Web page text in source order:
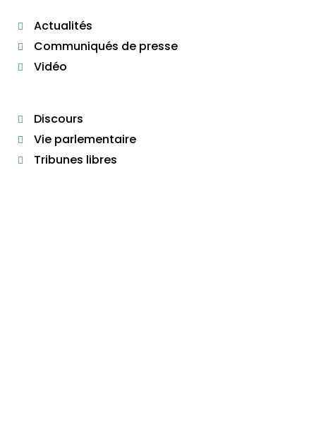
Actualités
Communiqués de presse
Vidéo
Discours
Vie parlementaire
Tribunes libres